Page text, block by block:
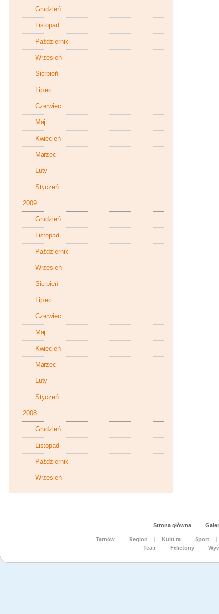
Grudzień
Listopad
Październik
Wrzesień
Sierpień
Lipiec
Czerwiec
Maj
Kwiecień
Marzec
Luty
Styczeń
2009
Grudzień
Listopad
Październik
Wrzesień
Sierpień
Lipiec
Czerwiec
Maj
Kwiecień
Marzec
Luty
Styczeń
2008
Grudzień
Listopad
Październik
Wrzesień
Strona główna |
Tarnów | Region | Kultura | Sport
|
Teatr
| Felietony |